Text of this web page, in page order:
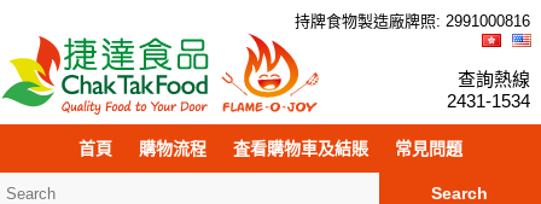
持牌食物製造廠牌照: 2991000816
查詢熱線
2431-1534
首頁 購物流程 査看購物車及結賬 常見問題
Search